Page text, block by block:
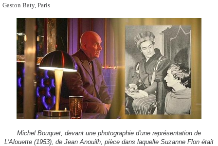
Gaston Baty, Paris
Michel Bouquet, devant une photographie d'une représentation de
L'Alouette (1953), de Jean Anouilh, pièce dans laquelle Suzanne Flon était